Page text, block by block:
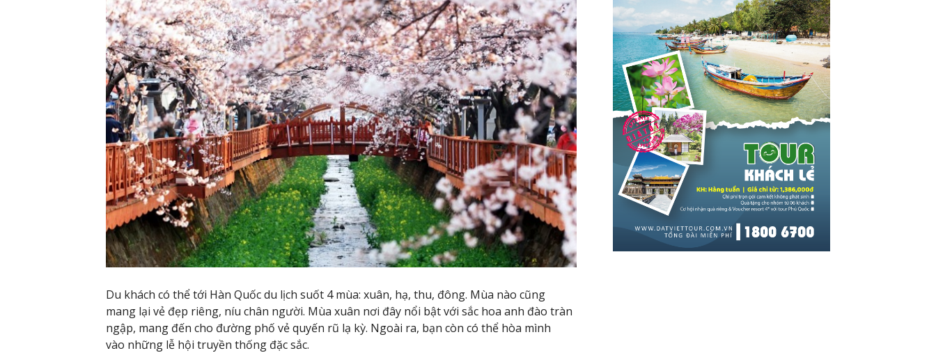
Du khách có thể tới Hàn Quốc du lịch suốt 4 mùa: xuân, hạ, thu, đông. Mùa nào cũng
mang lại vẻ đẹp riêng, níu chân người. Mùa xuân nơi đây nổi bật với sắc hoa anh đào tràn
ngập, mang đến cho đường phố vẻ quyến rũ lạ kỳ. Ngoài ra, bạn còn có thể hòa mình
vào những lễ hội truyền thống đặc sắc.